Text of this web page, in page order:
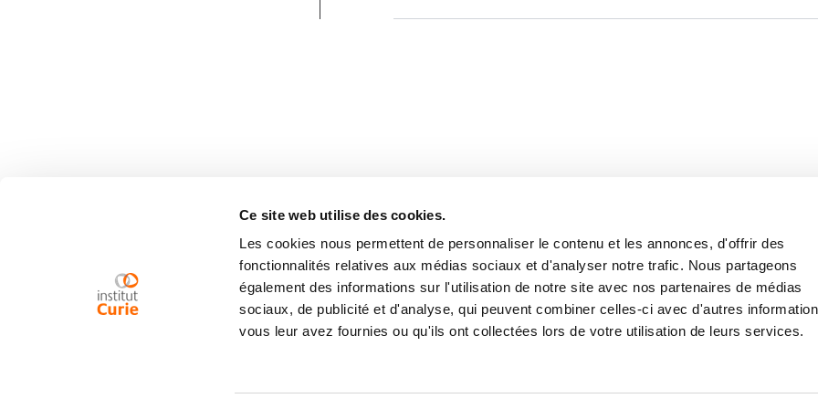
Ce site web utilise des cookies.
Les cookies nous permettent de personnaliser le contenu et les annonces, d'offrir des
fonctionnalités relatives aux médias sociaux et d'analyser notre trafic. Nous partageons
également des informations sur l'utilisation de notre site avec nos partenaires de médias
sociaux, de publicité et d'analyse, qui peuvent combiner celles-ci avec d'autres
vous leur avez fournies ou qu'ils ont collectées lors de votre utilisation de leurs services.
Mentions légales